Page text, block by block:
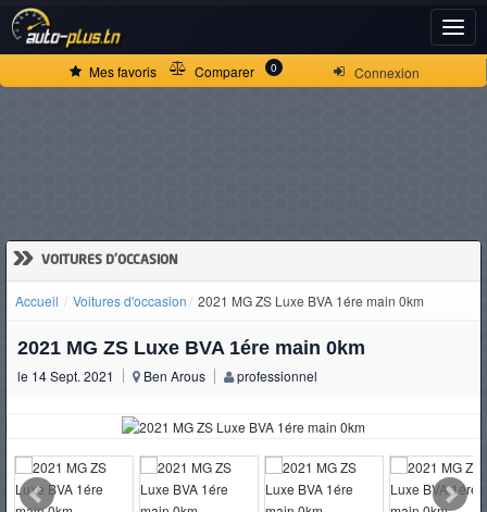
Connexion
Mes favoris Comparer 0
» VOITURES D'OCCASION
Accueil Voitures d'occasion 2021 MG ZS Luxe BVA 1ére main 0km
2021 MG ZS Luxe BVA 1ére main 0km
le 14 Sept. 2021 Ben Arous professionnel
ACCUEIL
D'OCCASION